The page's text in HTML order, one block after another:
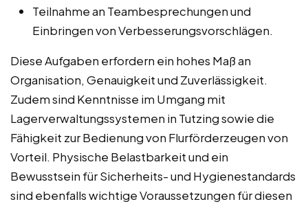
Teilnahme an Teambesprechungen und
Einbringen von Verbesserungsvorschlägen.
Diese Aufgaben erfordern ein hohes Maß an
Organisation, Genauigkeit und Zuverlässigkeit.
Zudem sind Kenntnisse im Umgang mit
Lagerverwaltungssystemen in Tutzing sowie die
Fähigkeit zur Bedienung von Flurförderzeugen von
Vorteil. Physische Belastbarkeit und ein
Bewusstsein für Sicherheits- und Hygienestandards
sind ebenfalls wichtige Voraussetzungen für diesen